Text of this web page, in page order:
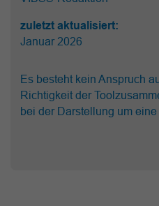
zuletzt aktualisiert:
Januar 2026
Es besteht kein Anspruch
Richtigkeit der
bei der Darstellung um eine